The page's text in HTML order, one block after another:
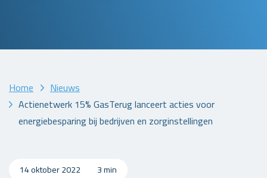
Home
Nieuws
Actienetwerk 15% GasTerug lanceert acties voor
energiebesparing bij bedrijven en zorginstellingen
14 oktober 2022 3 min